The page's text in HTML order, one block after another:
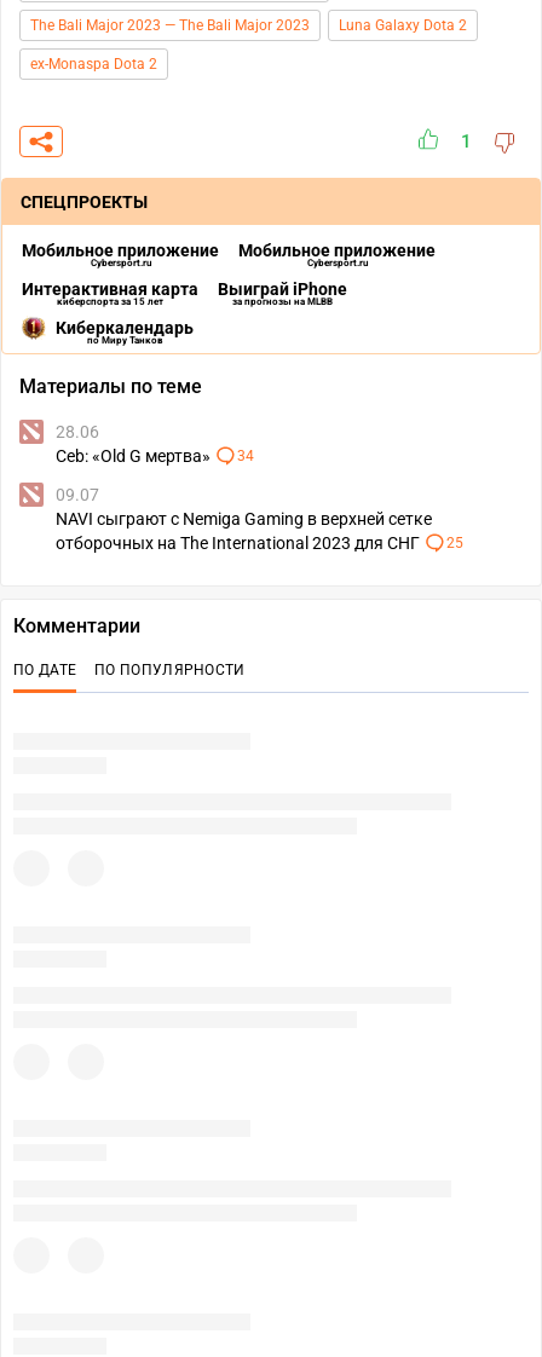
The Bali Major 2023 — The Bali Major 2023 Luna Galaxy Dota 2
ex-Monaspa Dota 2
1
СПЕЦПРОЕКТЫ
Мобильное приложение
Cybersport.ru
Мобильное приложение
Cybersport.ru
Интерактивная карта
киберспорта за 15 лет
Выиграй iPhone
за прогнозы на MLBB
Киберкалендарь
по Миру Танков
Материалы по теме
28.06
Ceb: «Old G мертва»
34
09.07
NAVI сыграют с Nemiga Gaming в верхней сетке
отборочных на The International 2023 для СНГ
25
Комментарии
ПО ДАТЕ ПО ПОПУЛЯРНОСТИ